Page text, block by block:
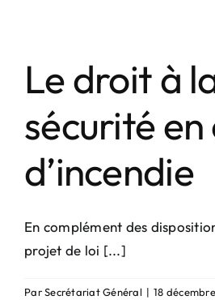
Le droit à
sécurité en
d’incendie
En complément des
projet de loi [...]
ParSecrétariat Général | 18